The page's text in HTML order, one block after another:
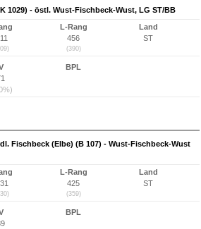
1029) - östl. Wust-Fischbeck-Wust, LG ST/BB
L-Rang
456
(390)
Land
ST
BPL
Fischbeck (Elbe) (B 107) - Wust-Fischbeck-Wust
L-Rang
425
(359)
Land
ST
BPL